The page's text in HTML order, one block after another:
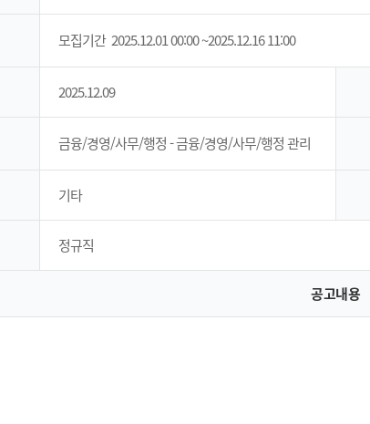
모집기간 2025.12.01 00:00 ~2025.12.16 11:00
2025.12.09
금융/경영/사무/행정 - 금융/경영/사무/행정 관리
기타
정규직
공고내용